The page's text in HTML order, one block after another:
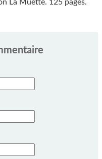
La Muette. 125 pages.